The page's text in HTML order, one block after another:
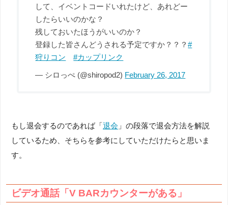
して、イベントコードいれたけど、あれどー
したらいいのかな？
残しておいたほうがいいのか？
登録した皆さんどうされる予定ですか？？？#
狩りコン
#カップリンク
— シロっぺ (@shiropod2) February 26, 2017
もし退会するのであれば「退会 」の段落で退会方法を解説
しているため、そちらを参考にしていただけたらと思いま
す。
ビデオ通話「V BARカウンターがある」